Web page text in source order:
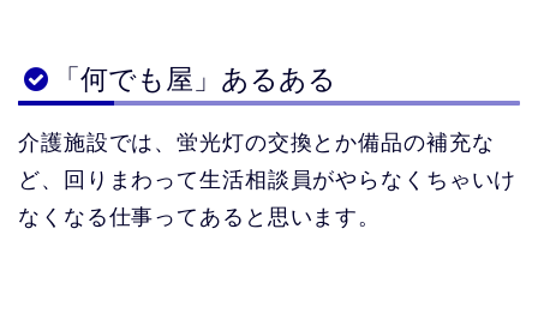
「何でも屋」あるある
介護施設では、蛍光灯の交換とか備品の補充な
ど、回りまわって生活相談員がやらなくちゃいけ
なくなる仕事ってあると思います。